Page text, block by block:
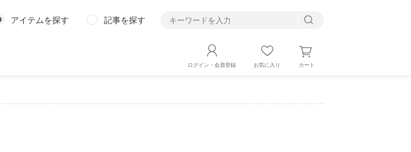
アイテムを探す 記事を探す
ログイン・会員登録 お気に入り カート